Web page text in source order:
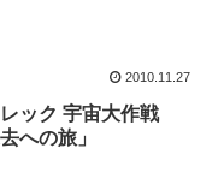
2010.11.27
ック 宇宙大作戦
への旅」